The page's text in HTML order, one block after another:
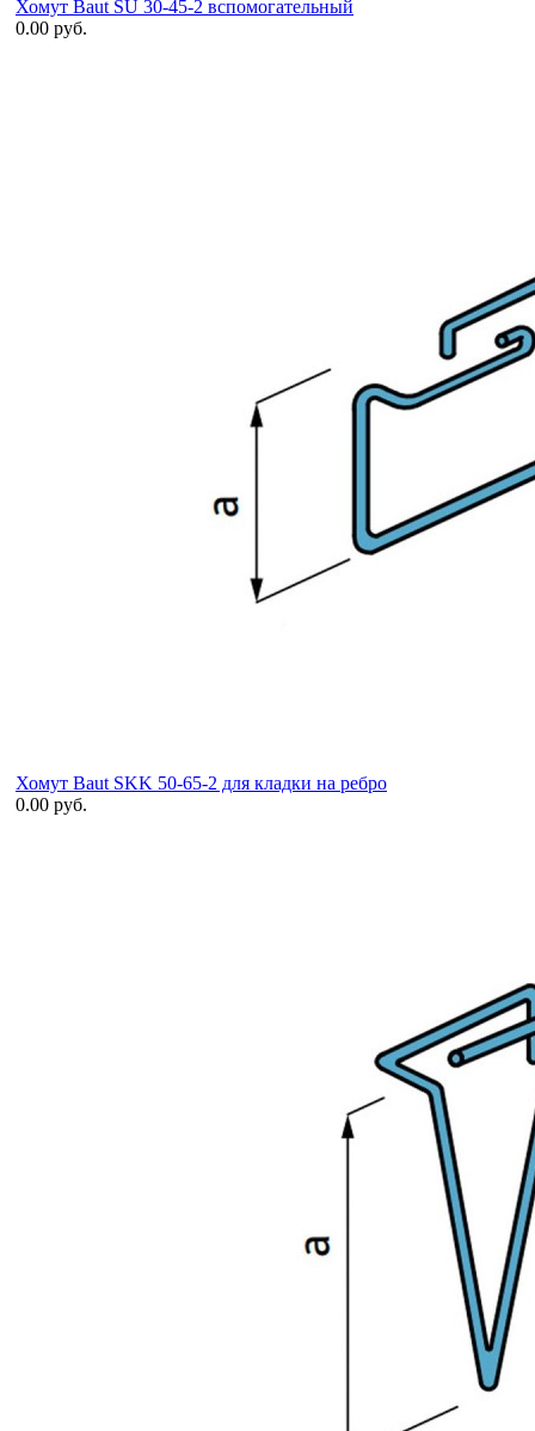
Хомут Baut SU 30-45-2 вспомогательный
0.00 руб.
Хомут Baut SKK 50-65-2 для кладки на ребро
0.00 руб.